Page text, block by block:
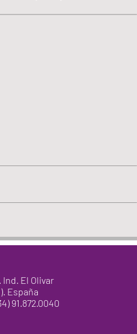
Ind. El Olivar
España
91.872.0040